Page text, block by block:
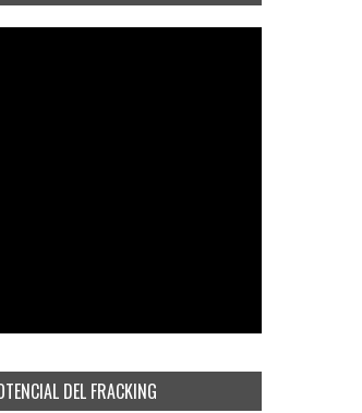
DEL FRACKING